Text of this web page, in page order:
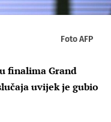
Foto AFP
finalima Grand
uvijek je gubio